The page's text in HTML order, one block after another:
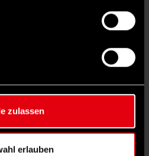
zulassen
erlauben
Rubriken